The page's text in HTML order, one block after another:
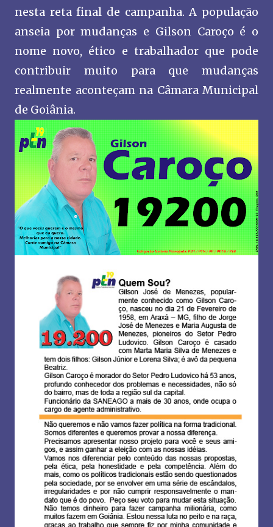
nesta reta final de campanha. A população
anseia por mudanças e Gilson Caroço é o
nome novo, ético e trabalhador que pode
contribuir muito para que mudanças
realmente aconteçam na Câmara Municipal
de Goiânia.